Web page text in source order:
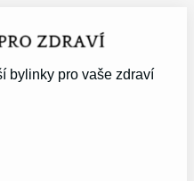
bylinky pro vaše zdraví